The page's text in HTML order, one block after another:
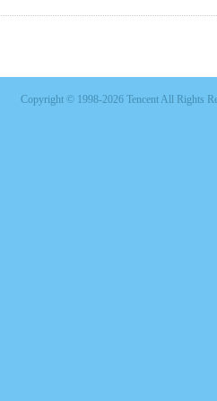
Copyright © 1998-2026 Tencent All Rights